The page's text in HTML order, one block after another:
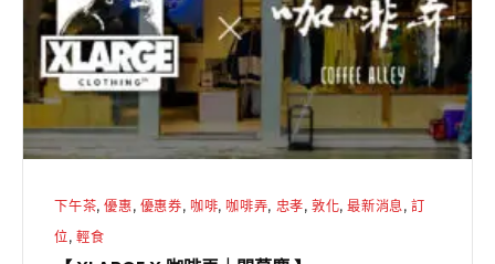
弄
開
慶
下午茶,優惠, 優惠券, 咖啡, 咖啡弄, 忠孝, 敦化,最新消息 ,訂
位,輕食